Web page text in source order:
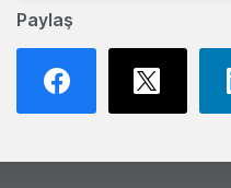
Paylaş